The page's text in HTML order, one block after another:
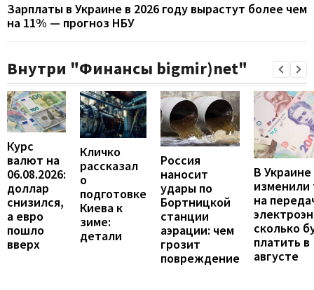
Зарплаты в Украине в 2026 году вырастут более чем
на 11% — прогноз НБУ
Внутри "Финансы bigmir)net"
Курс
валют на
06.08.2026:
доллар
снизился,
а евро
пошло
вверх
Кличко
рассказал
о
подготовке
Киева к
зиме:
детали
Россия
наносит
удары по
Бортницкой
станции
аэрации: чем
грозит
повреждение
В Украине
на
сколько
платить в
августе